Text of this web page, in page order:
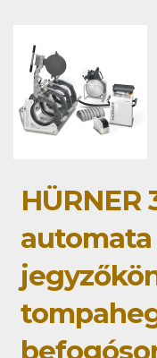
HÜRNER
automata